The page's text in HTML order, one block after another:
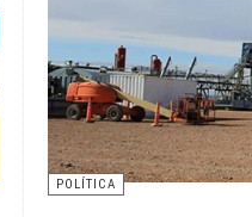
POLÍTICA